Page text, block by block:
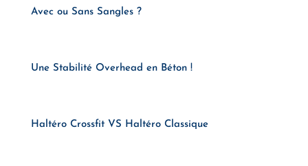
Avec ou Sans Sangles ?
Une Stabilité Overhead en Béton !
Haltéro Crossfit VS Haltéro Classique